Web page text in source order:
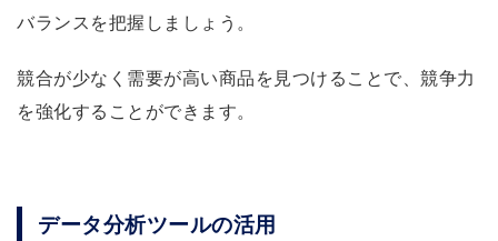
バランスを把握しましょう。
競合が少なく需要が高い商品を見つけることで、競争力
を強化することができます。
データ分析ツールの活用